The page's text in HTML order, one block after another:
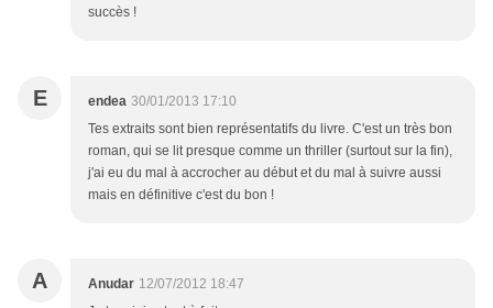
succès !
E endea 30/01/2013 17:10
Tes extraits sont bien représentatifs du livre. C'est un très bon
roman, qui se lit presque comme un thriller (surtout sur la fin),
j'ai eu du mal à accrocher au début et du mal à suivre aussi
mais en définitive c'est du bon !
A Anudar 12/07/2012 18:47